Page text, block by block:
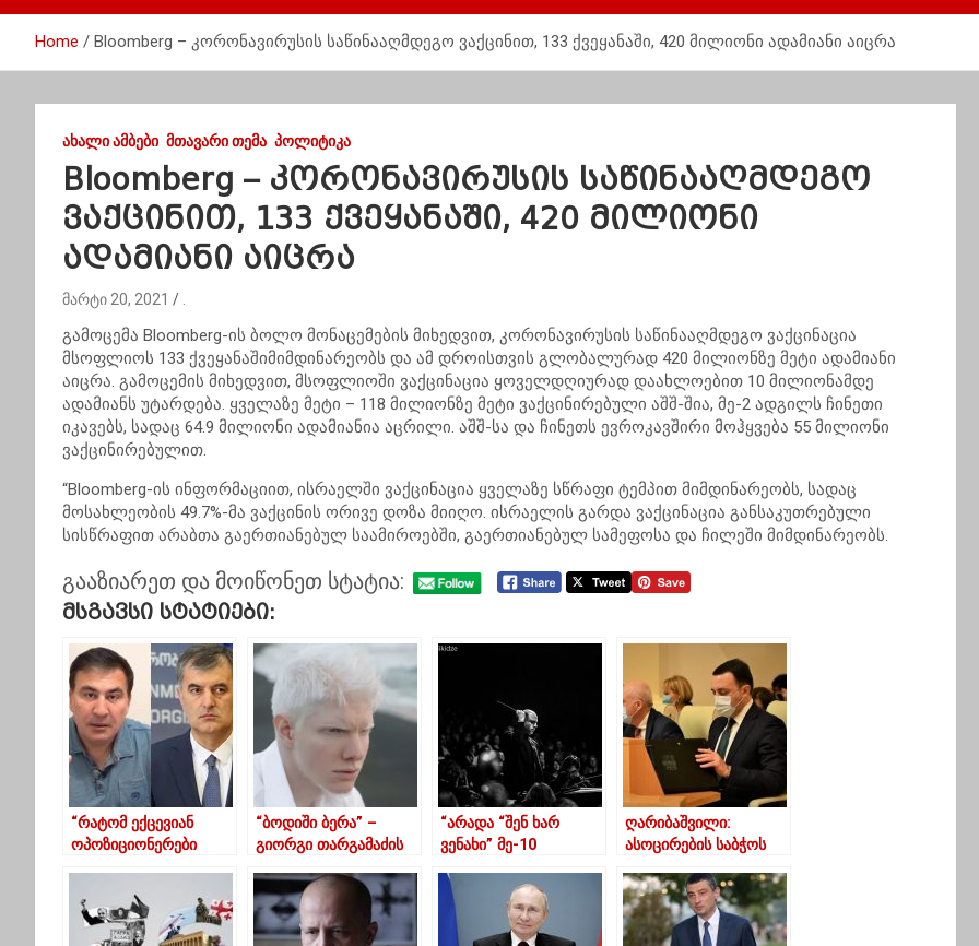
Home Bloomberg – კორონავირუსის საწინააღმდეგო ვაქცინით, 133 ქვეყანაში, 420 მილიონი ადამიანი აიცრა
ᲐᲮᲐᲚᲘ ᲐᲛᲑᲔᲑᲘ ᲛᲗᲐᲕᲐᲠᲘ ᲗᲔᲛᲐ ᲞᲝᲚᲘᲢᲘᲙᲐ
Bloomberg – კორონავირუსის საწინააღმდეგო
ვაქცინით, 133 ქვეყანაში, 420 მილიონი
ადამიანი აიცრა
მარტი 20, 2021
გამოცემა Bloomberg-ის ბოლო მონაცემების მიხედვით, კორონავირუსის საწინააღმდეგო ვაქცინაცია
მსოფლიოს 133 ქვეყანაშიმიმდინარეობს და ამ დროისთვის გლობალურად 420 მილიონზე მეტი ადამიანი
აიცრა. გამოცემის მიხედვით, მსოფლიოში ვაქცინაცია ყოველდღიურად დაახლოებით 10 მილიონამდე
ადამიანს უტარდება. ყველაზე მეტი – 118 მილიონზე მეტი ვაქცინირებული აშშ-შია, მე-2 ადგილს ჩინეთი
იკავებს, სადაც 64.9 მილიონი ადამიანია აცრილი. აშშ-სა და ჩინეთს ევროკავშირი მოჰყვება 55 მილიონი
ვაქცინირებულით.
“Bloomberg-ის ინფორმაციით, ისრაელში ვაქცინაცია ყველაზე სწრაფი ტემპით მიმდინარეობს, სადაც
მოსახლეობის 49.7%-მა ვაქცინის ორივე დოზა მიიღო. ისრაელის გარდა ვაქცინაცია განსაკუთრებული
სისწრაფით არაბთა გაერთიანებულ საამიროებში, გაერთიანებულ სამეფოსა და ჩილეში მიმდინარეობს.
გააზიარეთ და მოიწონეთ სტატია:
Მსგავსი Სტატიები:
“რატომ ექცევიან
ოპოზიციონერები
სუბარი
“ბოდიში ბერა” –
გიორგი თარგამაძის
“არადა “შენ ხარ
ვენახი” მე-10
ღარიბაშვილი:
ასოცირების საბჭოს
წარმოვაჩენთ ქვეყნის
პროგრესსა და
წინსვლას